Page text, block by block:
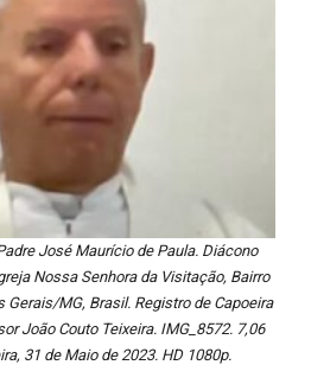
José Maurício de Paula. Diácono
Nossa Senhora da Visitação, Bairro
Gerais/MG, Brasil. Registro de Capoeira
João Couto Teixeira. IMG_8572. 7,06
31 de Maio de 2023. HD 1080p.